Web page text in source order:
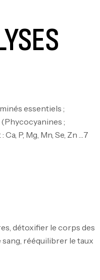
essentiels ;
(Phycocyanines ;
P, Mg, Mn, Se, Zn …7
détoxifier le corps des
rééquilibrer le taux